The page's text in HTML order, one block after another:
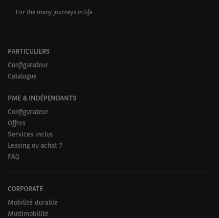
For the many journeys in life
PARTICULIERS
Configurateur
Catalogue
PME & INDÉPENDANTS
Configurateur
Offres
Services inclus
Leasing ou achat ?
FAQ
CORPORATE
Mobilité durable
Multimobilité